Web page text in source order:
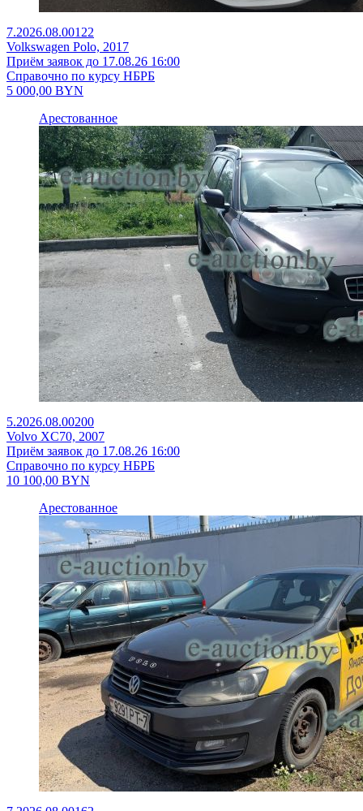
7.2026.08.00122
Volkswagen Polo, 2017
Приём заявок до 17.08.26 16:00
Справочно по курсу НБРБ
5 000,00 BYN
Арестованное
5.2026.08.00200
Volvo XC70, 2007
Приём заявок до 17.08.26 16:00
Справочно по курсу НБРБ
10 100,00 BYN
Арестованное